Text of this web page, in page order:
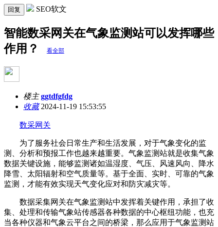
回复 SEO软文
智能数采网关在气象监测站可以发挥哪些
作用？
看全部
楼主 ggtdfgfdg
收藏2024-11-19 15:53:55
数采网关
为了服务社会日常生产和生活发展，对于气象变化的监
测、分析和预报工作也越来越重要。气象监测站就是收集气象
数据关键设施，能够监测诸如温湿度、气压、风速风向、降水
降雪、太阳辐射和空气质量等。基于全面、实时、可靠的气象
监测，才能有效实现天气变化应对和防灾减灾等。
数据采集网关在气象监测站中发挥着关键作用，承担了收
集、处理和传输气象站传感器各种数据的中心枢纽功能，也充
当各种仪器和气象云平台之间的桥梁，那么应用于气象监测站